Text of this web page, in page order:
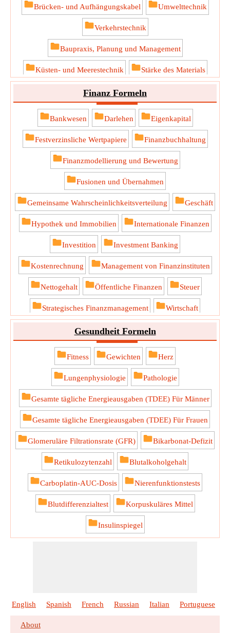
Brücken- und Aufhängungskabel Umwelttechnik
Verkehrstechnik
Baupraxis, Planung und Management
Küsten- und Meerestechnik Stärke des Materials
Finanz Formeln
Bankwesen Darlehen Eigenkapital
Festverzinsliche Wertpapiere Finanzbuchhaltung
Finanzmodellierung und Bewertung
Fusionen und Übernahmen
Gemeinsame Wahrscheinlichkeitsverteilung Geschäft
Hypothek und Immobilien Internationale Finanzen
Investition Investment Banking
Kostenrechnung Management von Finanzinstituten
Nettogehalt Öffentliche Finanzen Steuer
Strategisches Finanzmanagement Wirtschaft
Gesundheit Formeln
Fitness Gewichten Herz
Lungenphysiologie Pathologie
Gesamte tägliche Energieausgaben (TDEE) Für Männer
Gesamte tägliche Energieausgaben (TDEE) Für Frauen
Glomeruläre Filtrationsrate (GFR) Bikarbonat-Defizit
Retikulozytenzahl Blutalkoholgehalt
Carboplatin-AUC-Dosis Nierenfunktionstests
Blutdifferenzialtest Korpuskuläres Mittel
Insulinspiegel
English Spanish French Russian Italian Portuguese
About